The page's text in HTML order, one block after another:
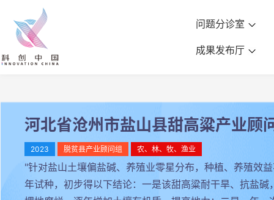
问题分诊室
成果发布厅
河北省沧州市盐山县甜高粱产业顾
2023 脱贫县产业顾问组 农、林、牧、渔业
"针对盐山土壤偏盐碱、养殖业零星分布，种植、养殖效
年试种，初步得以下结论：一是该甜高粱耐干旱、抗盐